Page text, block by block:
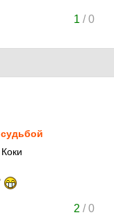
1 /0
2 /0